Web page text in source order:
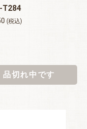
T284
(税込)
品切れ中です